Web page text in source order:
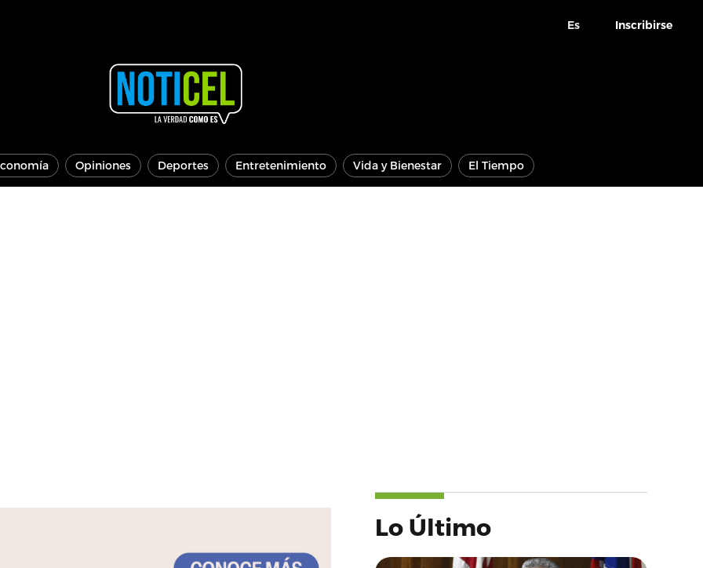
Es Inscribirse
Opiniones Deportes Entretenimiento Vida y Bienestar El Tiempo
Lo Último